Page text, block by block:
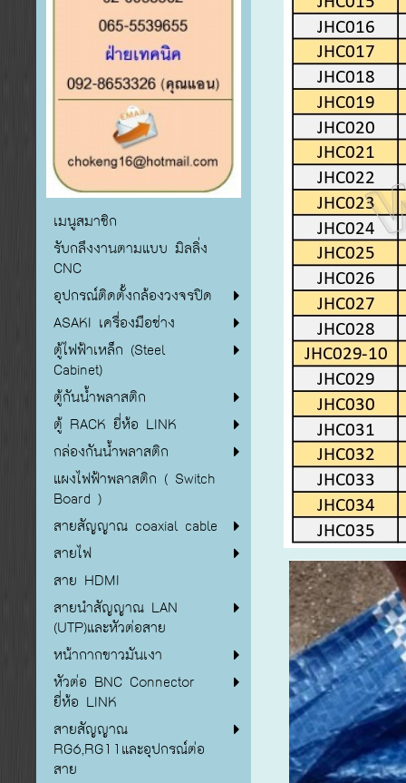
เมนูสมาชิก
รับกลึงงานตามแบบ มิลลิ่ง
CNC
อุปกรณ์ติดตั้งกล้องวงจรปิด
ASAKI เครื่องมือช่าง
ตู้ไฟฟ้าเหล็ก (Steel
Cabinet)
ตู้กันน้ำพลาสติก
ตู้ RACK ยี่ห้อ LINK
กล่องกันน้ำพลาสติก
แผงไฟฟ้าพลาสติก ( Switch
Board )
สายสัญญาณ coaxial cable
สายไฟ
สาย HDMI
สายนำสัญญาณ LAN
(UTP)และหัวต่อสาย
หน้ากากขาวมันเงา
หัวต่อ BNC Connector
ยี่ห้อ LINK
สายสัญญาณ
RG6,RG11และอุปกรณ์ต่อ
สาย